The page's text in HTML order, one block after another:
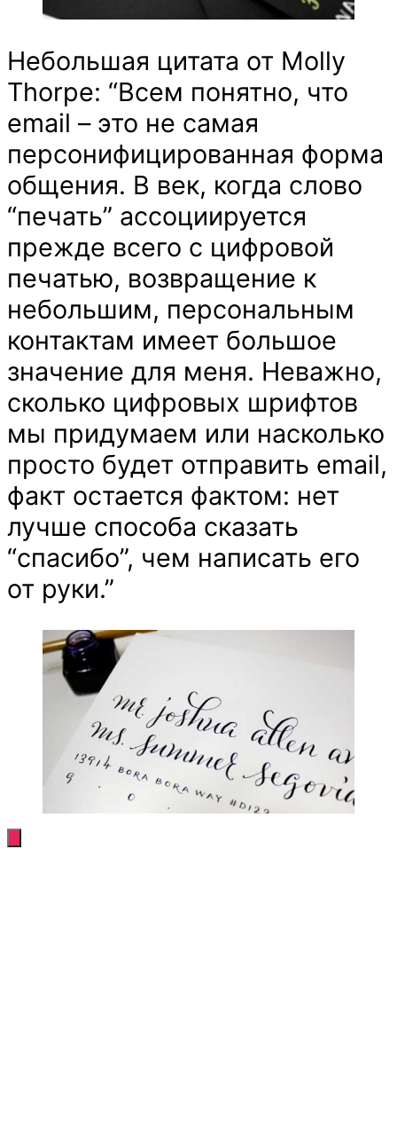
Небольшая цитата от Molly
Thorpe: “Всем понятно, что
email – это не самая
персонифицированная форма
общения. В век, когда слово
“печать” ассоциируется
прежде всего с цифровой
печатью, возвращение к
небольшим, персональным
контактам имеет большое
значение для меня. Неважно,
сколько цифровых шрифтов
мы придумаем или насколько
просто будет отправить email,
факт остается фактом: нет
лучше способа сказать
“спасибо”, чем написать его
от руки.”